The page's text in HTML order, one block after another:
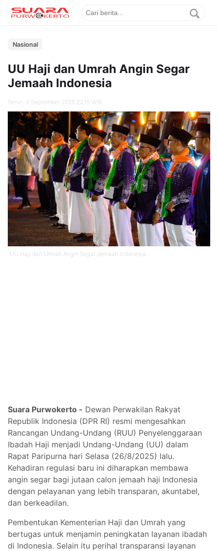
Nasional
UU Haji dan Umrah Angin Segar
Jemaah Indonesia
Senin, 8 September 2025 22.15 WIB
UU Haji dan Umrah Angin Segar Jemaah Indonesia
Suara Purwokerto - Dewan Perwakilan Rakyat
Republik Indonesia (DPR RI) resmi mengesahkan
Rancangan Undang-Undang (RUU) Penyelenggaraan
Ibadah Haji menjadi Undang-Undang (UU) dalam
Rapat Paripurna hari Selasa (26/8/2025) lalu.
Kehadiran regulasi baru ini diharapkan membawa
angin segar bagi jutaan calon jemaah haji Indonesia
dengan pelayanan yang lebih transparan, akuntabel,
dan berkeadilan.
Pembentukan Kementerian Haji dan Umrah yang
bertugas untuk menjamin peningkatan layanan ibadah
di Indonesia. Selain itu perihal transparansi layanan